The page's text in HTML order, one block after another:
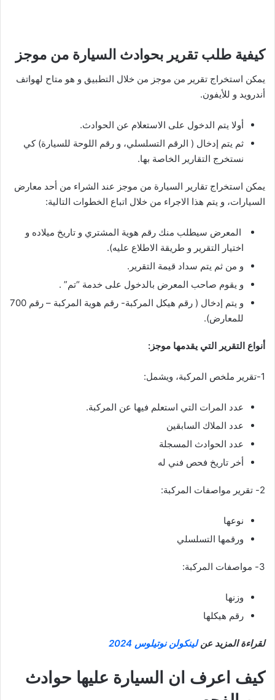
كيفية طلب تقرير بحوادث السيارة من موجز
يمكن استخراج تقرير من موجز من خلال التطبيق و هو متاح لهواتف
أندرويد و للأيفون.
أولا يتم الدخول على الاستعلام عن الحوادث.
ثم يتم إدخال ( الرقم التسلسلي، و رقم اللوحة للسيارة) كي
نستخرج التقارير الخاصة بها.
يمكن استخراج تقارير السيارة من موجز عند الشراء من أحد معارض
السيارات، و يتم هذا الاجراء من خلال اتباع الخطوات التالية:
المعرض سيطلب منك رقم هوية المشتري و تاريخ ميلاده و
اختيار التقرير و طريقة الاطلاع عليه).
و من ثم يتم سداد قيمة التقرير.
و يقوم صاحب المعرض بالدخول على خدمة “تم” .
و يتم إدخال ( رقم هيكل المركبة- رقم هوية المركبة – رقم 700
للمعارض).
أنواع التقرير التي يقدمها موجز:
1-تقرير ملخص المركبة، ويشمل:
عدد المرات التي استعلم فيها عن المركبة.
عدد الملاك السابقين
عدد الحوادث المسجلة
أخر تاريخ فحص فني له
2- تقرير مواصفات المركبة:
نوعها
ورقمها التسلسلي
3- مواصفات المركبة:
وزنها
رقم هيكلها
لقراءة المزيد عنلينكولن نوتيلوس 2024
كيف اعرف ان السيارة عليها حوادث